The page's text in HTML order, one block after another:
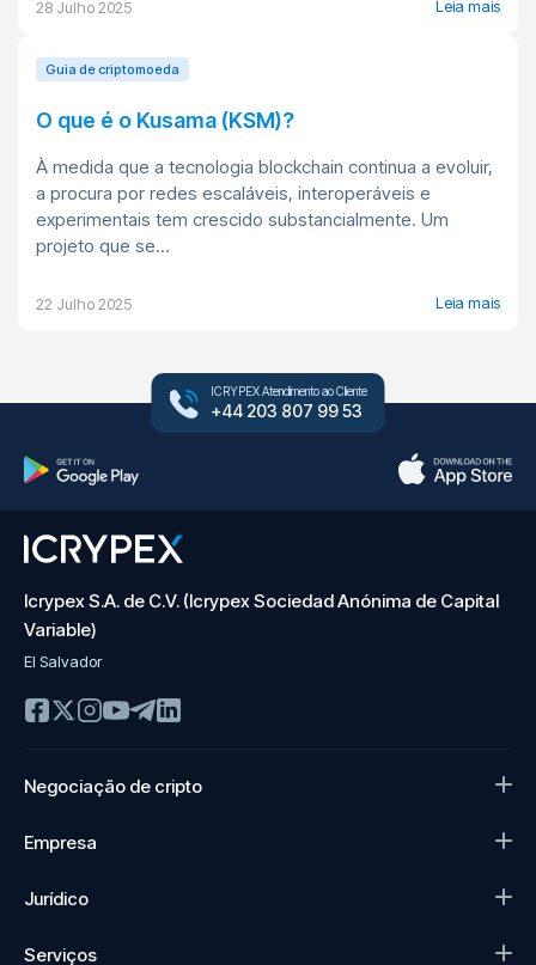
28 Julho 2025 Leia mais
Guia de criptomoeda
O que é o Kusama (KSM)?
À medida que a tecnologia blockchain continua a evoluir,
a procura por redes escaláveis, interoperáveis e
experimentais tem crescido substancialmente. Um
projeto que se...
22 Julho 2025 Leia mais
ICRYPEX Atendimento ao Cliente
+44 203 807 99 53
Icrypex S.A. de C.V. (Icrypex Sociedad Anónima de Capital
Variable)
El Salvador
Negociação de cripto
Empresa
Jurídico
Serviços